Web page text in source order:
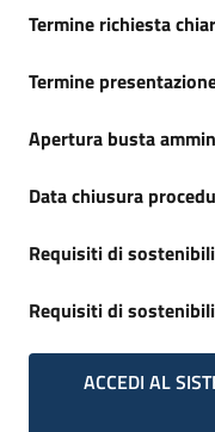
Termine richiesta
Termine
Apertura busta
Data chiusura
Requisiti di
Requisiti di
ACCEDI AL